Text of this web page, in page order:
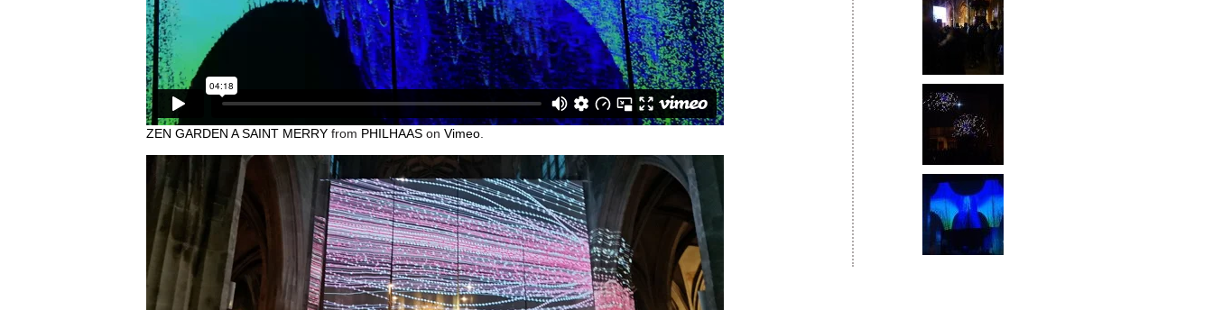
ZEN GARDEN A SAINT MERRY from PHILHAAS on Vimeo.